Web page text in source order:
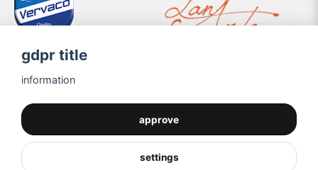
gdpr title
information
approve
settings